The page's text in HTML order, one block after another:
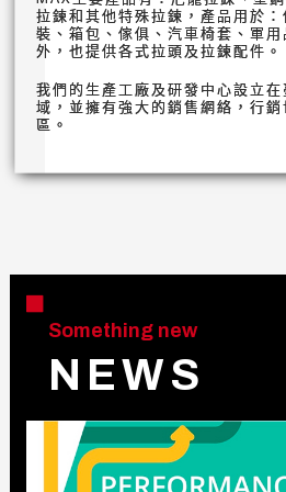
拉鍊和其他特殊拉鍊，產品用於
裝、箱包、傢俱、汽車椅套、軍
外，也提供各式拉頭及拉鍊配件。
我們的生產工廠及研發中心設立
域，並擁有強大的銷售網絡，行
區。
Something new
N E W S